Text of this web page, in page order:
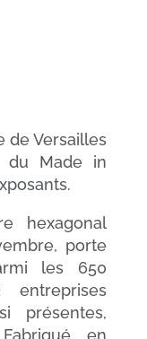
de Versailles
du Made in
hexagonal
porte
les 650
entreprises
présentes,
en